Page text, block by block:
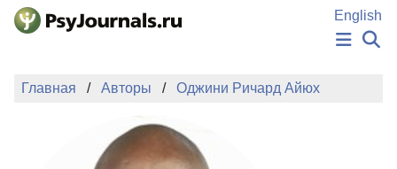
Перейти к основному содержанию
English
НОВОСТИ
ПОДАТЬ РУКОПИСЬ
БАЗА ЗНАНИЙ
Главная Авторы Оджини Ричард Айюх